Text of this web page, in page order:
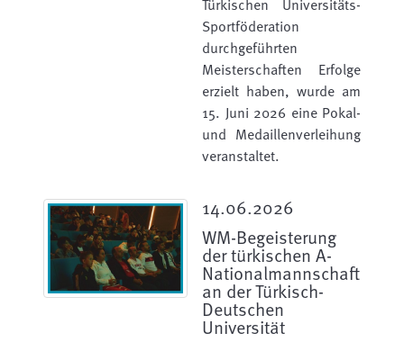
Türkischen Universitäts-
Sportföderation
durchgeführten
Meisterschaften Erfolge
erzielt haben, wurde am
15. Juni 2026 eine Pokal-
und Medaillenverleihung
veranstaltet.
14.06.2026
WM-Begeisterung
der türkischen A-
Nationalmannschaft
an der Türkisch-
Deutschen
Universität